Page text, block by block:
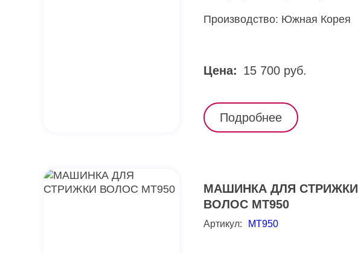
Производство: Южная Корея
Цена: 15 700 руб.
Подробнее
МАШИНКА ДЛЯ СТРИЖКИ
ВОЛОС MT950
Артикул: MT950